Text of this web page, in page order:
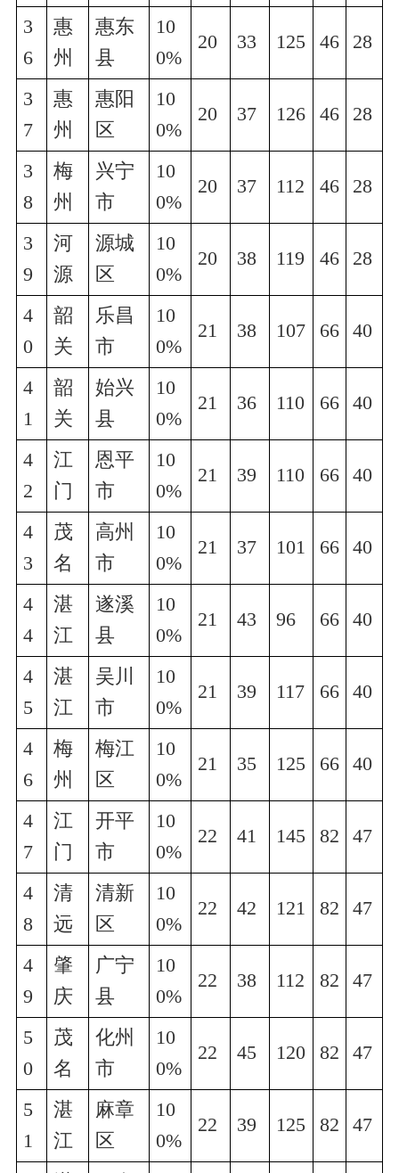
3
6
惠
州
惠东
县
10
0%
20 33 125 46 28
3
7
惠
州
惠阳
区
10
0%
20 37 126 46 28
3
8
梅
州
兴宁
市
10
0%
20 37 112 46 28
3
9
河
源
源城
区
10
0%
20 38 119 46 28
4
0
韶
关
乐昌
市
10
0%
21 38 107 66 40
4
1
韶
关
始兴
县
10
0%
21 36 110 66 40
4
2
江
门
恩平
市
10
0%
21 39 110 66 40
4
3
茂
名
高州
市
10
0%
21 37 101 66 40
4
4
湛
江
遂溪
县
10
0%
21 43 96 66 40
4
5
湛
江
吴川
市
10
0%
21 39 117 66 40
4
6
梅
州
梅江
区
10
0%
21 35 125 66 40
4
7
江
门
开平
市
10
0%
22 41 145 82 47
4
8
清
远
清新
区
10
0%
22 42 121 82 47
4
9
肇
庆
广宁
县
10
0%
22 38 112 82 47
5
0
茂
名
化州
市
10
0%
22 45 120 82 47
5
1
湛
江
麻章
区
10
0%
22 39 125 82 47